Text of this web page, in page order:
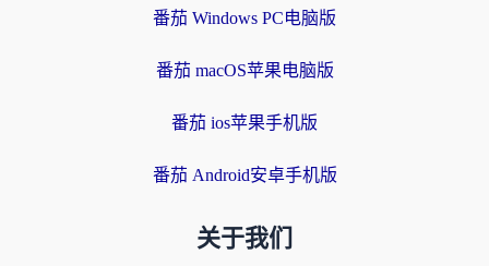
番茄 Windows PC电脑版
番茄 macOS苹果电脑版
番茄 ios苹果手机版
番茄 Android安卓手机版
关于我们